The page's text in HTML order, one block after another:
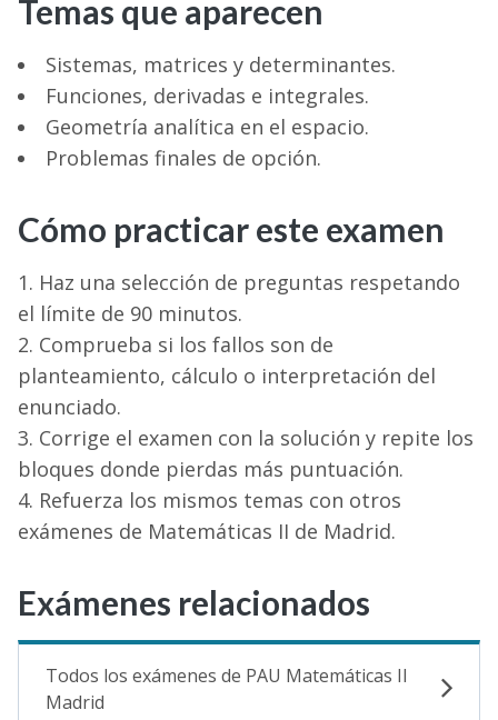
Temas que aparecen
Sistemas, matrices y determinantes.
Funciones, derivadas e integrales.
Geometría analítica en el espacio.
Problemas finales de opción.
Cómo practicar este examen
Haz una selección de preguntas respetando
el límite de 90 minutos.
Comprueba si los fallos son de
planteamiento, cálculo o interpretación del
enunciado.
Corrige el examen con la solución y repite los
bloques donde pierdas más puntuación.
Refuerza los mismos temas con otros
exámenes de Matemáticas II de Madrid.
Exámenes relacionados
Todos los exámenes de PAU Matemáticas II
Madrid